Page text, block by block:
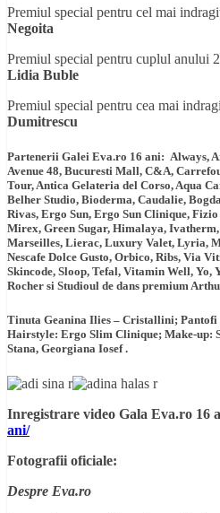
Premiul special pentru cel mai
Negoita
Premiul special pentru cuplul anului
Lidia Buble
Premiul special pentru cea mai
Dumitrescu
Partenerii Galei Eva.ro 16 ani: Always,
Avenue 48, Bucuresti Mall, C&A,
Tour, Antica Gelateria del Corso, Aqua
Belher Studio, Bioderma, Caudalie,
Rivas, Ergo Sun, Ergo Sun Clinique,
Mirex, Green Sugar, Himalaya,
Marseilles, Lierac, Luxury Valet, Lyria,
Nescafe Dolce Gusto, Orbico, Ribs, Via
Skincode, Sloop, Tefal, Vitamin Well, Yo,
Rocher si Studioul de dans premium
Tinuta Geanina Ilies – Cristallini;
Hairstyle: Ergo Slim Clinique; Make-up:
Stana, Georgiana Iosef .
Inregistrare video Gala Eva.ro 16
ani/
Fotografii oficiale:
Despre Eva.ro